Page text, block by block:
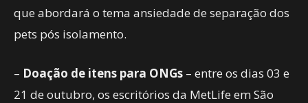
que abordará o tema ansiedade de separação dos
pets pós isolamento.
– Doação de itens para ONGs – entre os dias 03 e
21 de outubro, os escritórios da MetLife em São